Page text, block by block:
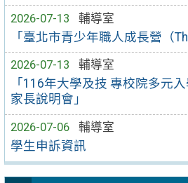
2026-07-13
輔導室
「臺北市青少年職人成長營（
2026-07-13
輔導室
「116年大學及技 專校院多元
家長說明會」
2026-07-06
輔導室
學生申訴資訊